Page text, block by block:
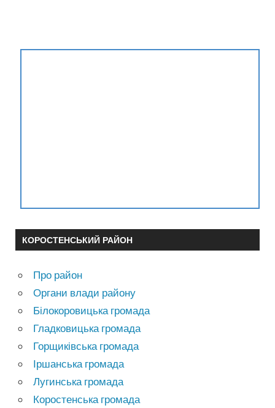
КОРОСТЕНСЬКИЙ РАЙОН
Про район
Органи влади району
Білокоровицька громада
Гладковицька громада
Горщиківська громада
Іршанська громада
Лугинська громада
Коростенська громада